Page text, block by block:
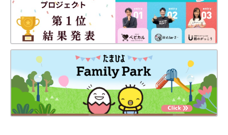
【マンガ】御手洗直子の『さらにつっこ
みが止まらない育児日記』1話まるっと
限定公開「しつけって…」
一大センセーションを巻き起こした婚活コミッ
ク『31歳BLマンガ家が婚活するとこうなる』か
ら早何年…。『つっこみが止まらに育児日記』
で母になったおたくマンガ家ママ・直子が第2
子を出産。相変わらずのドタバタ日々を『さら
につっこみが止まらない育児日記』として発売
します。たまひよONLINEで数話分限定公開で
す！ 限定公開その１は「１～2才代のしつけ
（？）」。直子流しつけ……とは？
■御手洗直子 プロフィール
pixivで大人気。累計閲覧数1100万を誇る爆笑コミックエッセイ
スト。なんでそんなにネタ満載人生を・・・という謎の人。既刊
に『31歳BLマンガ家が婚活するとこうなる』『31歳ゲームプロ